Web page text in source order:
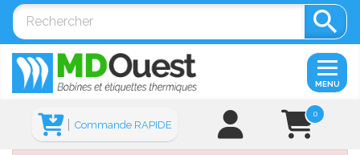

0
Commande RAPIDE
MENU